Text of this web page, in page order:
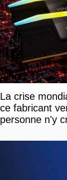
La crise
ce fabricant
personne n'y